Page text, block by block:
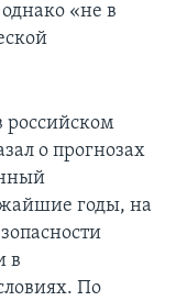
«не в
российском
о прогнозах
годы, на
в
По